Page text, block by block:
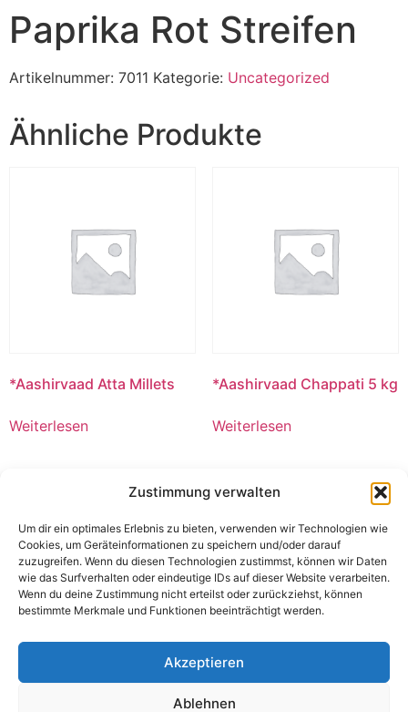
Zustimmung verwalten
Um dir ein optimales Erlebnis zu bieten, verwenden wir Technologien wie
Cookies, um Geräteinformationen zu speichern und/oder darauf
zuzugreifen. Wenn du diesen Technologien zustimmst, können wir Daten
wie das Surfverhalten oder eindeutige IDs auf dieser Website verarbeiten.
Wenn du deine Zustimmung nicht erteilst oder zurückziehst, können
bestimmte Merkmale und Funktionen beeinträchtigt werden.
Akzeptieren
Ablehnen
Paprika Rot Streifen
Artikelnummer: 7011 Kategorie: Uncategorized
Ähnliche Produkte
*Aashirvaad Atta Millets
Weiterlesen
*Aashirvaad Chappati 5 kg
Weiterlesen
*MDH Garam Masala 100g Liefer, Fracht und Maut